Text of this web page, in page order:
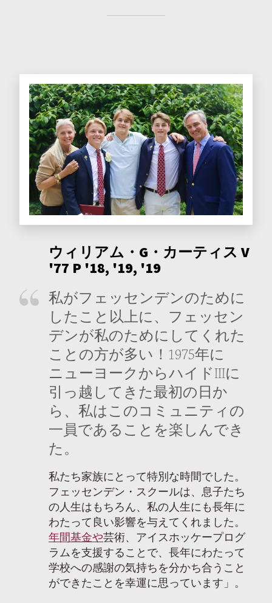
ウィリアム・G・カーティス V
'77 P '18, '19, '19
私がフェッセンデンのために
したこと以上に、フェッセン
デンが私のためにしてくれた
ことの方が多い！1975年に
ニューヨークからハイドIIIに
引っ越してきた最初の日か
ら、私はこのコミュニティの
一員であることを楽しんでき
た。
私たち家族にとって特別な時間でした。
フェッセンデン・スクールは、息子たち
の人生はもちろん、私の人生にも長年に
わたって良い影響を与えてくれました。
年間基金や芸術、アイスホッケープログ
ラムを支援することで、長年にわたって
学校への感謝の気持ちを分かち合うこと
ができたことを幸運に思っています」。